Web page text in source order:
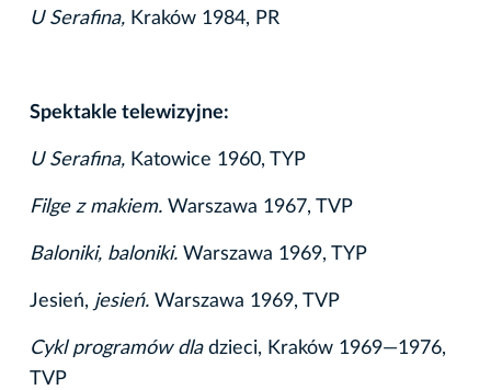
U Serafina, Kraków 1984, PR
Spektakle telewizyjne:
U Serafina, Katowice 1960, TYP
Filge z makiem. Warszawa 1967, TVP
Baloniki, baloniki. Warszawa 1969, TYP
Jesień, jesień. Warszawa 1969, TVP
Cykl programów dladzieci, Kraków 1969—1976,
TVP